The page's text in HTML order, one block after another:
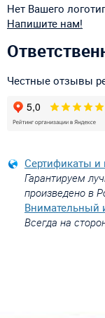
Нет Вашего
Напишите нам!
Честные отзывы
Сертификаты и
Гарантируем
произведено в
Внимательный
Всегда на